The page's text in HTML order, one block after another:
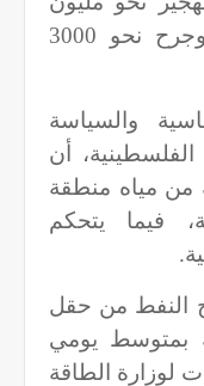
لبناني ومقتل أكثر من ألف وجرح نحو 3000
والسياسة
الفلسطينية، أن
على 85 بالمئة من مياه منطقة
فيما يتحكم
النفط من حقل
بمتوسط يومي
لوزارة الطاقة